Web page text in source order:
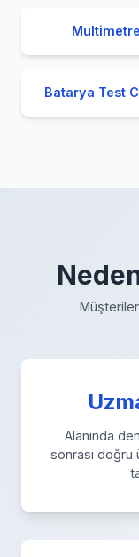
Multimetre
Batarya Test
Alanında
sonrası doğru